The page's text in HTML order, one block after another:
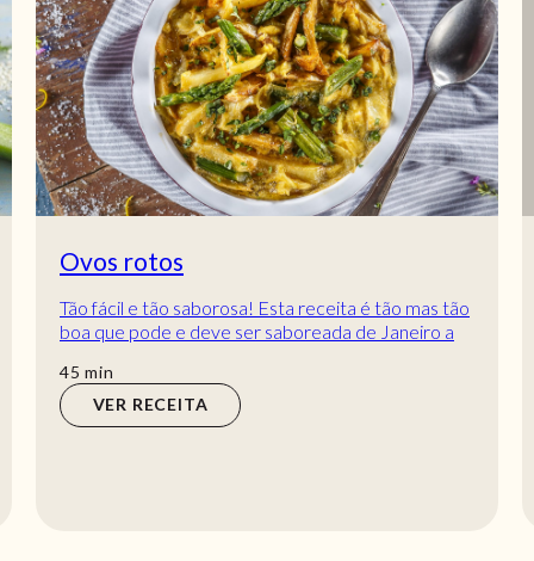
Ovos rotos
Tão fácil e tão saborosa! Esta receita é tão mas tão
boa que pode e deve ser saboreada de Janeiro a
45 min
min
VER RECEITA